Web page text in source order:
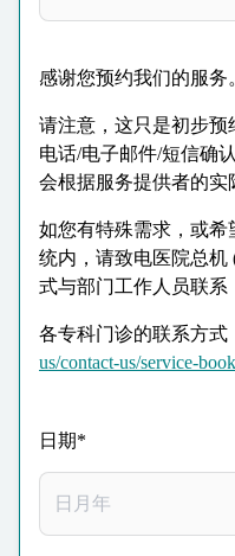
感谢您预约我们的服务
请注意，这只是初步预
电话/电子邮件/短信确
会根据服务提供者的实
如您有特殊需求，或希
统内，请致电医院总机
式与部门工作人员联系
各专科门诊的联系方式
us/contact-us/service-
日期*